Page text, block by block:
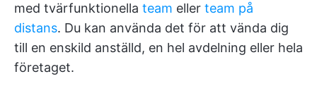
med tvärfunktionella team eller team på
distans. Du kan använda det för att vända dig
till en enskild anställd, en hel avdelning eller hela
företaget.